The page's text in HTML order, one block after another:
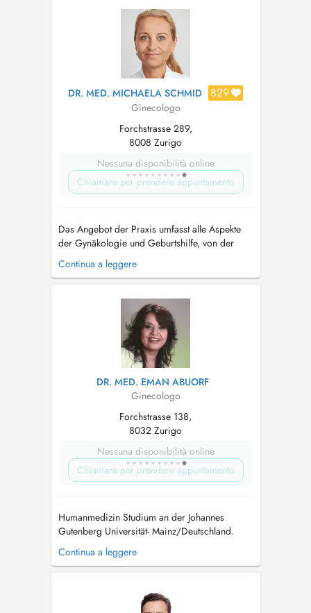
Behandlungsmöglichkeiten. In unserer Praxis
bieten wir Leistungen aus dem gesamten
DR. MED. MICHAELA SCHMID 829
Ginecologo
Forchstrasse 289,
8008 Zurigo
Nessuna disponibilità online
Chiamare per prendere appuntamento
Das Angebot der Praxis umfasst alle Aspekte
der Gynäkologie und Geburtshilfe, von der
regulären Vorsorgeuntersuchung bis zur
kompetenten Beratung in Fragen der
zusätzlich zum Facharzttitel Gynäkologie und
Geburtshilfe über psychosomatische und
Continua a leggere
DR. MED. EMAN ABUORF
Ginecologo
Forchstrasse 138,
8032 Zurigo
Nessuna disponibilità online
Chiamare per prendere appuntamento
Humanmedizin Studium an der Johannes
Gutenberg Universität- Mainz/Deutschland.
Ausbildung zum Facharzt für Gynäkologie und
Geburtshilfe an verschiedenen Kliniken und
Continua a leggere